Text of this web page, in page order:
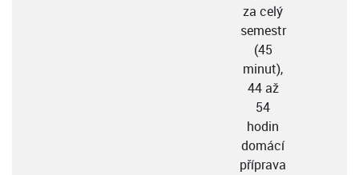
za celý
semestr
(45
minut),
44 až
54
hodin
domácí
příprava